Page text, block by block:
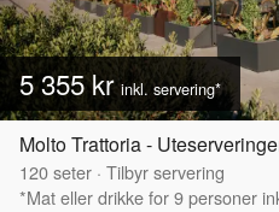
5 355 krinkl. servering*
Molto Trattoria -
120seter · Tilbyr servering
*Mat eller drikke for 9 personer